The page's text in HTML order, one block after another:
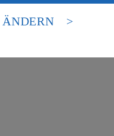
Datenschutzniveau an. Es